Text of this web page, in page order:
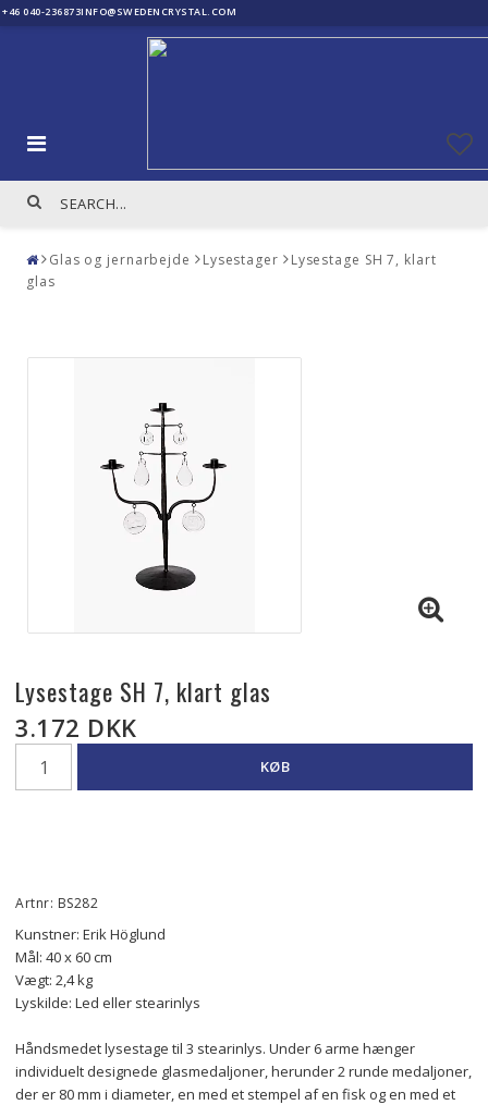
+46 040-236873INFO@SWEDENCRYSTAL.COM
Glas og jernarbejde Lysestager
Lysestage SH 7, klart
glas
Lysestage SH 7, klart glas
3.172 DKK
KØB
Artnr: BS282
Kunstner: Erik Höglund
Mål: 40 x 60 cm
Vægt: 2,4 kg
Lyskilde: Led eller stearinlys
Håndsmedet lysestage til 3 stearinlys. Under 6 arme hænger
individuelt designede glasmedaljoner, herunder 2 runde medaljoner,
der er 80 mm i diameter, en med et stempel af en fisk og en med et